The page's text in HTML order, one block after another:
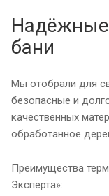
бани
Мы отобрали для
безопасные и
качественных
обработанное
Преимущества
Эксперта»: